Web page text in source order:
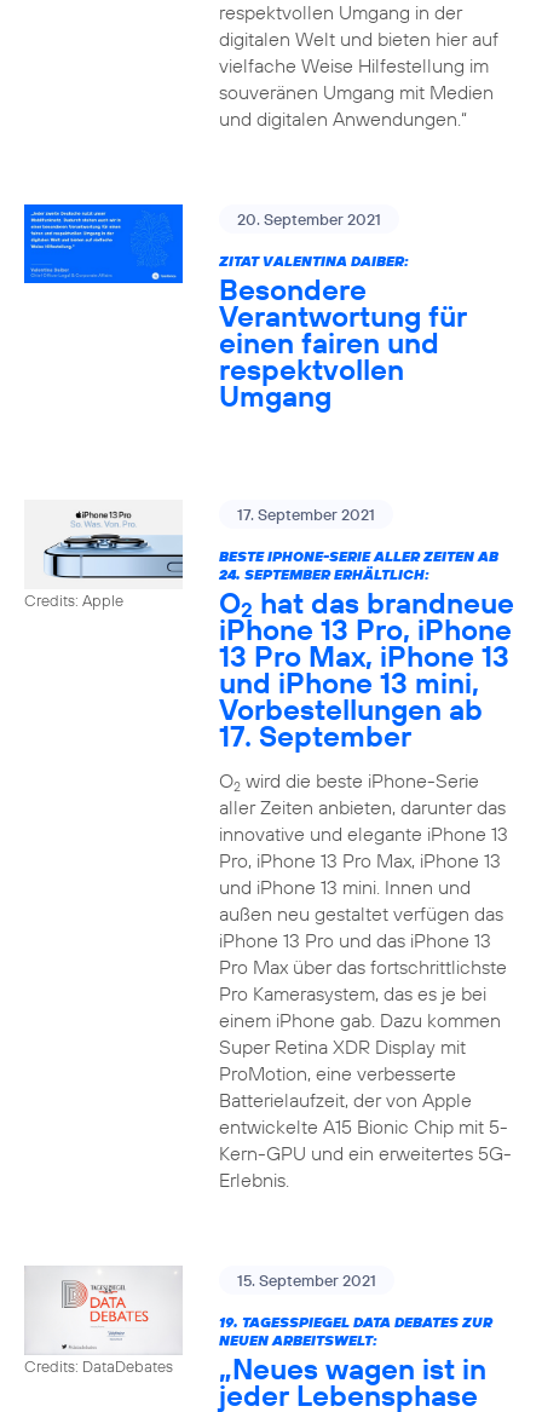
respektvollen Umgang in der
digitalen Welt und bieten hier auf
vielfache Weise Hilfestellung im
souveränen Umgang mit Medien
und digitalen Anwendungen.“
20. September 2021
ZITAT VALENTINA DAIBER:
Besondere
Verantwortung für
einen fairen und
respektvollen
Umgang
Credits: Apple
17. September 2021
BESTE IPHONE-SERIE ALLER ZEITEN AB
24. SEPTEMBER ERHÄLTLICH:
O2 hat das brandneue
iPhone 13 Pro, iPhone
13 Pro Max, iPhone 13
und iPhone 13 mini,
Vorbestellungen ab
17. September
O2wird die beste iPhone-Serie
aller Zeiten anbieten, darunter das
innovative und elegante iPhone 13
Pro, iPhone 13 Pro Max, iPhone 13
und iPhone 13 mini. Innen und
außen neu gestaltet verfügen das
iPhone 13 Pro und das iPhone 13
Pro Max über das fortschrittlichste
Pro Kamerasystem, das es je bei
einem iPhone gab. Dazu kommen
Super Retina XDR Display mit
ProMotion, eine verbesserte
Batterielaufzeit, der von Apple
entwickelte A15 Bionic Chip mit 5-
Kern-GPU und ein erweitertes 5G-
Erlebnis.
Credits: DataDebates
15. September 2021
19. TAGESSPIEGEL DATA DEBATES ZUR
NEUEN ARBEITSWELT:
„Neues wagen ist in
jeder Lebensphase